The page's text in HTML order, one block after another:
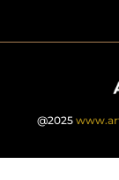
@2025